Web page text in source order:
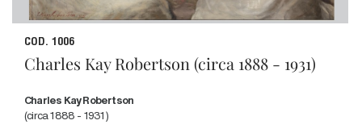
COD. 1006
Charles Kay Robertson (circa 1888 - 1931)
Charles Kay Robertson
(circa 1888 - 1931)